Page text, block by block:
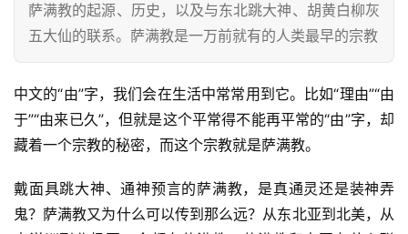
萨满教的起源、历史，以及与东北跳大神、胡黄白柳灰
五大仙的联系。萨满教是一万前就有的人类最早的宗教
中文的“由”字，我们会在生活中常常用到它。比如“理由”“由
于”“由来已久”，但就是这个平常得不能再平常的“由”字，却
藏着一个宗教的秘密，而这个宗教就是萨满教。
戴面具跳大神、通神预言的萨满教，是真通灵还是装神弄
鬼？萨满教又为什么可以传到那么远？从东北亚到北美，从